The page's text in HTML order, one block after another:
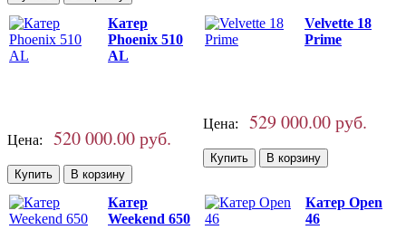
Катер
Phoenix 510
AL
Цена: 520 000.00 руб.
Velvette 18
Prime
Цена: 529 000.00 руб.
Катер
Weekend 650
Катер Open
46